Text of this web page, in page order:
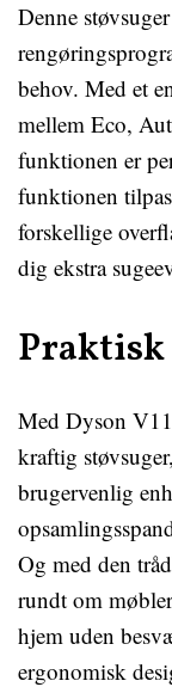
Denne
behov. Med et
mellem Eco,
funktionen er
funktionen
forskellige
dig ekstra
Praktisk
Med Dyson
kraftig
brugervenlig
Og med den
rundt om
hjem uden
ergonomisk